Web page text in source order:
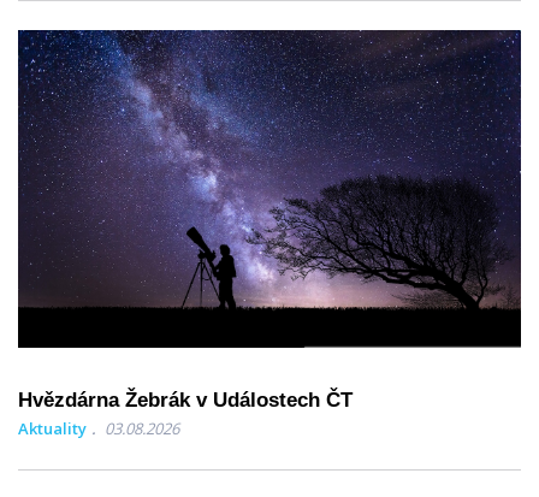
Hvězdárna Žebrák v Událostech ČT
Aktuality 03.08.2026